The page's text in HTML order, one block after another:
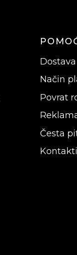
Dostava
Način
Povrat
Česta